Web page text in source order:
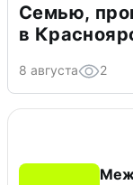
Семью,
в
8 августа 2